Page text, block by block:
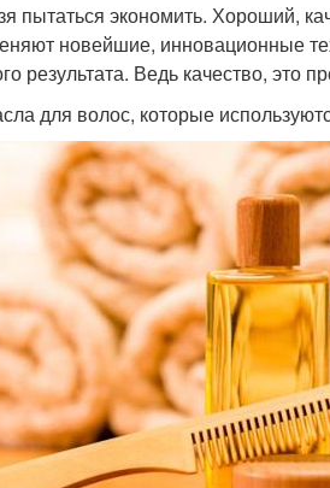
пытаться экономить. Хороший,
новейшие, инновационные
результата. Ведь качество, это
для волос, которые